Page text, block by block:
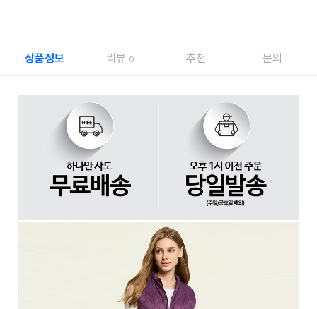
상품정보 리뷰 0 추천 문의